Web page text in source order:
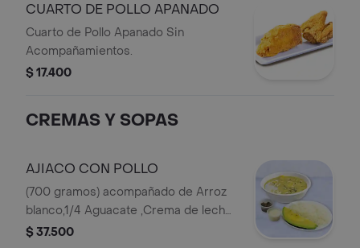
CUARTO DE POLLO APANADO
Cuarto de Pollo Apanado Sin
Acompañamientos.
$ 17.400
CREMAS Y SOPAS
AJIACO CON POLLO
(700 gramos) acompañado de Arroz
blanco,1/4 Aguacate ,Crema de leche,
Alcaparras
$ 37.500